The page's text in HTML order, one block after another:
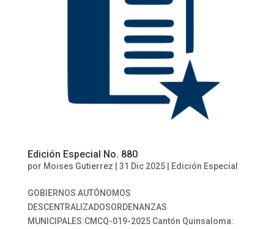
Edición Especial No. 880
por Moises Gutierrez 31 Dic 2025| Edición Especial
GOBIERNOS AUTÓNOMOS
DESCENTRALIZADOSORDENANZAS
MUNICIPALES:CMCQ-019-2025 Cantón Quinsaloma: